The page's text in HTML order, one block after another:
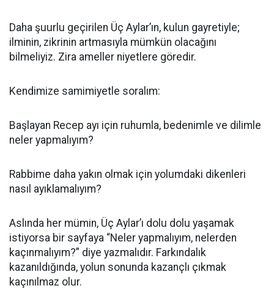
Daha şuurlu geçirilen Üç Aylar’ın, kulun gayretiyle;
ilminin, zikrinin artmasıyla mümkün olacağını
bilmeliyiz. Zira ameller niyetlere göredir.
Kendimize samimiyetle soralım:
Başlayan Recep ayı için ruhumla, bedenimle ve dilimle
neler yapmalıyım?
Rabbime daha yakın olmak için yolumdaki dikenleri
nasıl ayıklamalıyım?
Aslında her mümin, Üç Aylar’ı dolu dolu yaşamak
istiyorsa bir sayfaya “Neler yapmalıyım, nelerden
kaçınmalıyım?” diye yazmalıdır. Farkındalık
kazanıldığında, yolun sonunda kazançlı çıkmak
kaçınılmaz olur.